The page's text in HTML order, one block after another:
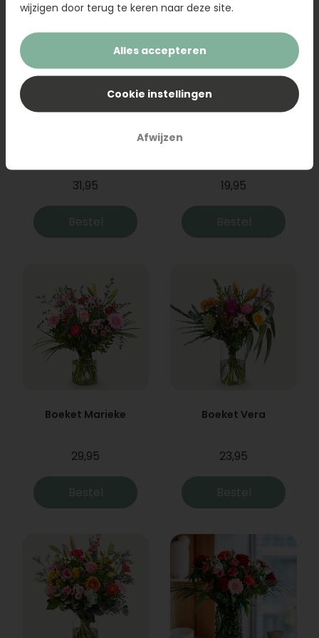
31,95
Bestel
19,95
Bestel
Boeket Marieke
29,95
Bestel
Boeket Vera
23,95
Bestel
wijzigen door terug te keren naar deze site.
Alles accepteren
Cookie instellingen
Afwijzen